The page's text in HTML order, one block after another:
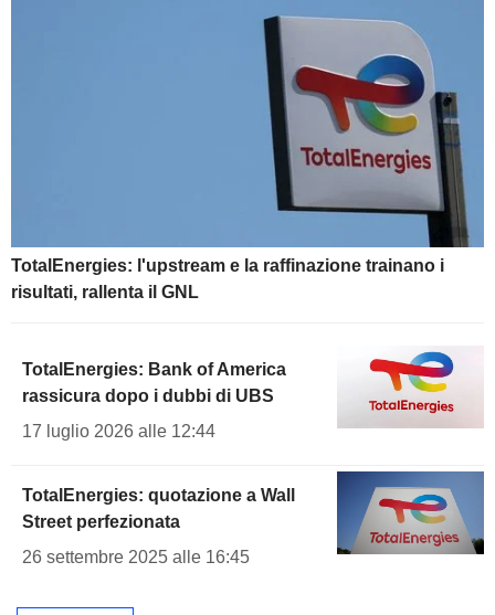
TotalEnergies: l'upstream e la raffinazione trainano i
risultati, rallenta il GNL
TotalEnergies: Bank of America
rassicura dopo i dubbi di UBS
17 luglio 2026 alle 12:44
TotalEnergies: quotazione a Wall
Street perfezionata
26 settembre 2025 alle 16:45